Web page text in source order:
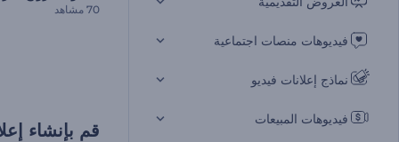
فيديوهات منصات اجتماعية
نماذج إعلانات فيديو
فيديوهات المبيعات
70 مشاهد
قم بإنشاء